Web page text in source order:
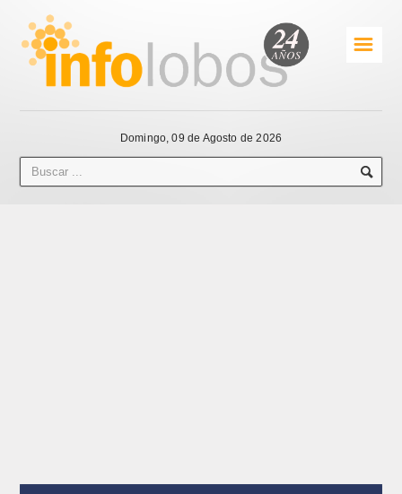
☰
Domingo, 09 de Agosto de 2026